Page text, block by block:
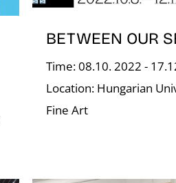
BETWEEN OUR
Time: 08.10. 2022 -
Location: Hungarian
Fine Art